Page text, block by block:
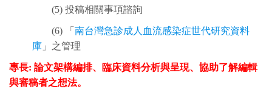
(5) 投稿相關事項諮詢
(6) 「 南台灣急診成人血流感染症世代研究資料
庫」之管理
專長: 論文架構編排、臨床資料分析與呈現、協助了解編輯
與審稿者之想法。